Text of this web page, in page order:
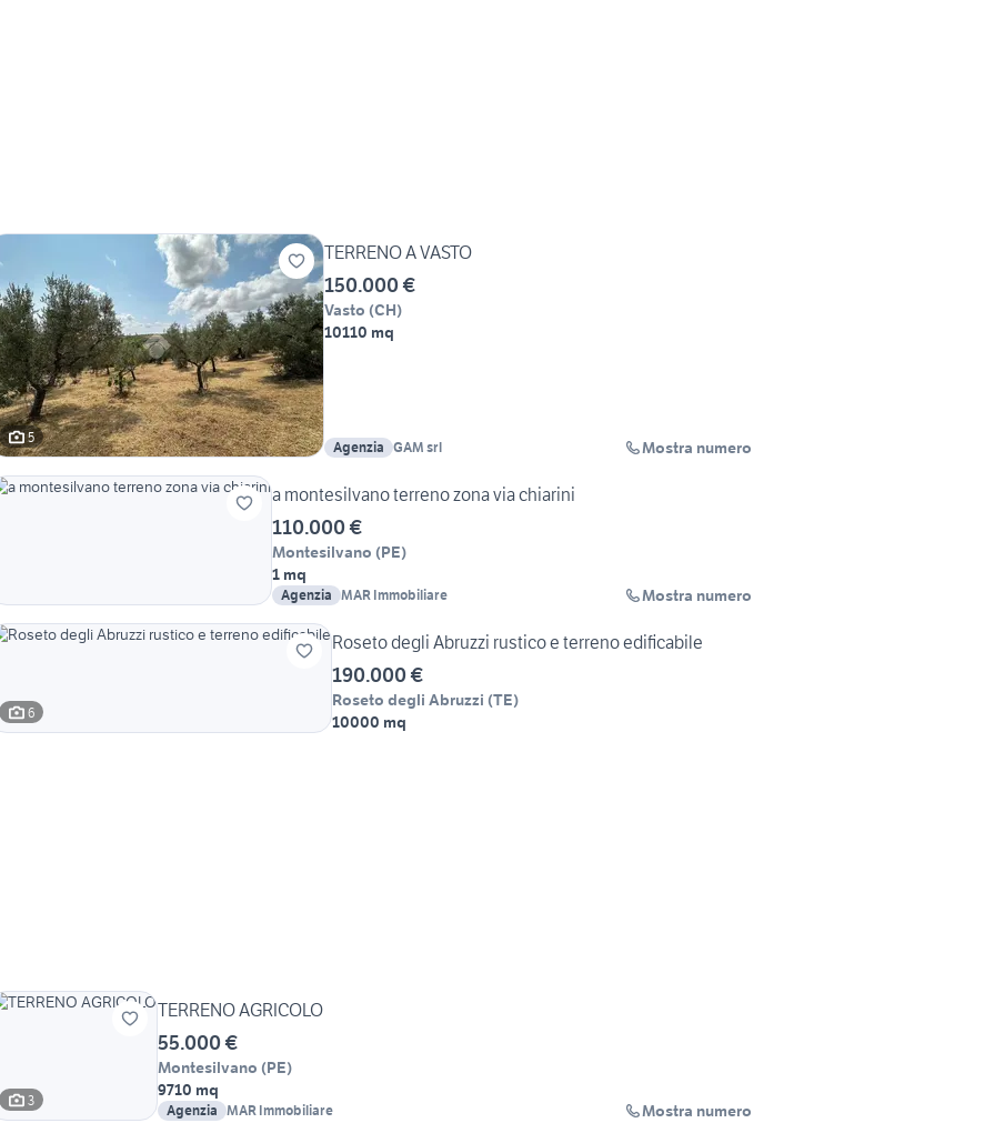
5
TERRENO A VASTO
150.000 €
Vasto (CH)
10110 mq
Agenzia GAM srl Mostra numero
a montesilvano terreno zona via chiarini
110.000 €
Montesilvano (PE)
1 mq
Agenzia MAR Immobiliare Mostra numero
6
Roseto degli Abruzzi rustico e terreno edificabile
190.000 €
Roseto degli Abruzzi (TE)
10000 mq
3
TERRENO AGRICOLO
55.000 €
Montesilvano (PE)
9710 mq
Agenzia MAR Immobiliare Mostra numero